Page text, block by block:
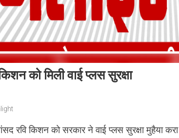
को मिली वाई प्लस सुरक्षा
रवि किशन को सरकार ने वाई प्लस सुरक्षा मुहैया